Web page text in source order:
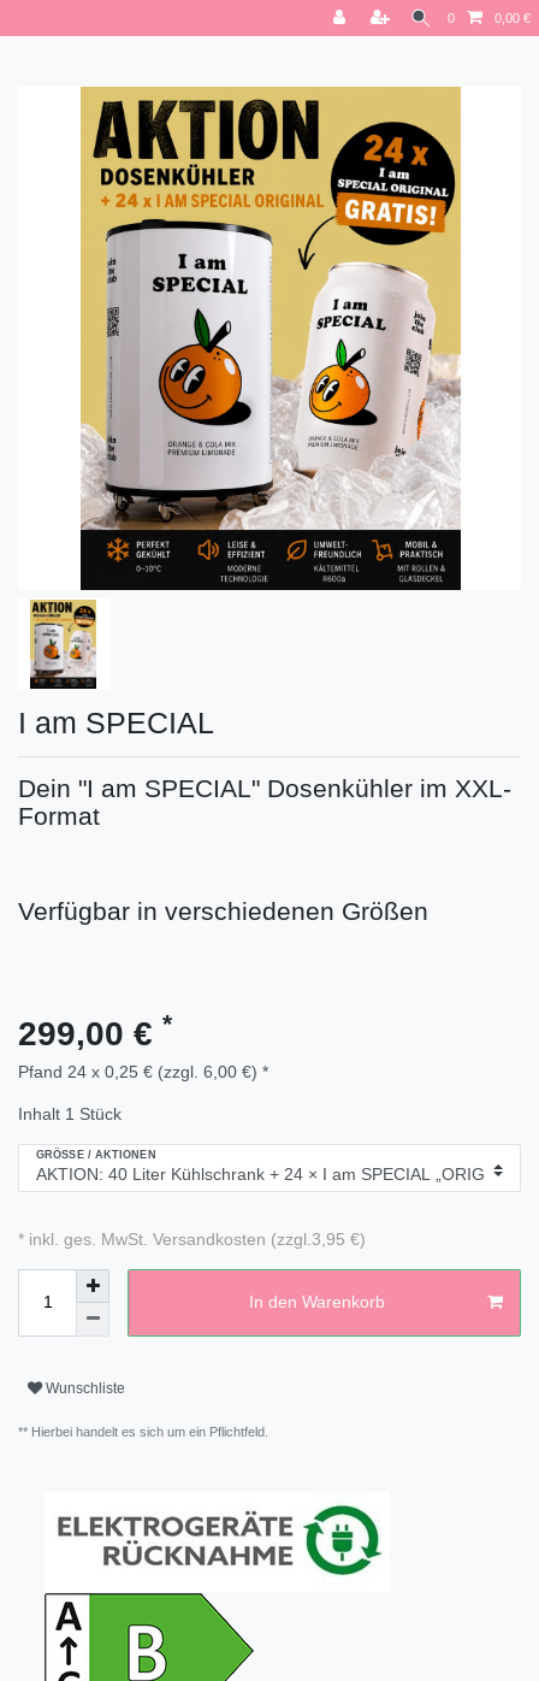
0 0,00 €
I am SPECIAL
Dein "I am SPECIAL" Dosenkühler im XXL-
Format
Verfügbar in verschiedenen Größen
299,00 € *
Pfand 24 x 0,25 € (zzgl. 6,00 €) *
Inhalt 1 Stück
GRÖSSE / AKTIONEN
* inkl. ges. MwSt. Versandkosten (zzgl.3,95 €)
In den Warenkorb
Wunschliste
** Hierbei handelt es sich um ein Pflichtfeld.